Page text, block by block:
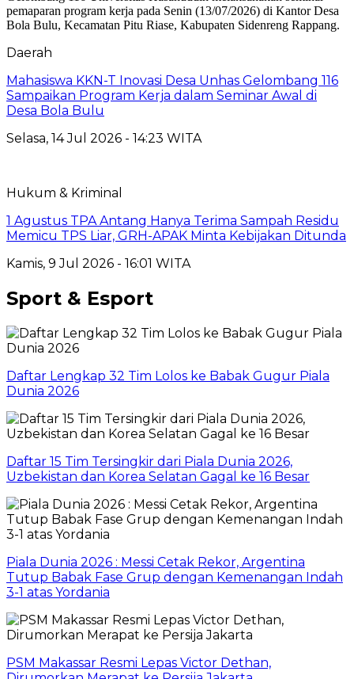
Daerah
Mahasiswa KKN-T Inovasi Desa Unhas Gelombang 116
Sampaikan Program Kerja dalam Seminar Awal di
Desa Bola Bulu
Selasa, 14 Jul 2026 - 14:23 WITA
Hukum & Kriminal
1 Agustus TPA Antang Hanya Terima Sampah Residu
Memicu TPS Liar, GRH-APAK Minta Kebijakan Ditunda
Kamis, 9 Jul 2026 - 16:01 WITA
Sport & Esport
Daftar Lengkap 32 Tim Lolos ke Babak Gugur Piala
Dunia 2026
Daftar 15 Tim Tersingkir dari Piala Dunia 2026,
Uzbekistan dan Korea Selatan Gagal ke 16 Besar
Piala Dunia 2026 : Messi Cetak Rekor, Argentina
Tutup Babak Fase Grup dengan Kemenangan Indah
3-1 atas Yordania
PSM Makassar Resmi Lepas Victor Dethan,